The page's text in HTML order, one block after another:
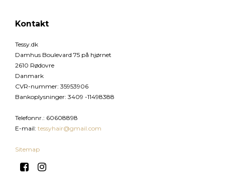
Kontakt
Tessy.dk
Damhus Boulevard 75 på hjørnet
2610 Rødovre
Danmark
CVR-nummer: 35953906
Bankoplysninger: 3409 -11498388
Telefonnr.: 60608898
E-mail: tessyhair@gmail.com
Sitemap